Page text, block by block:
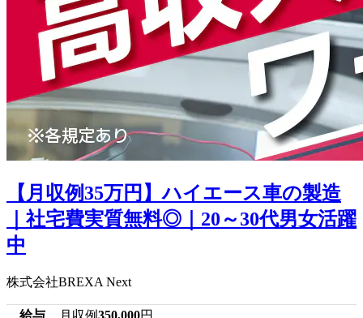
【月収例35万円】ハイエース車の製造
｜社宅費実質無料◎｜20～30代男女活躍
中
株式会社BREXA Next
給与 月収例350,000円